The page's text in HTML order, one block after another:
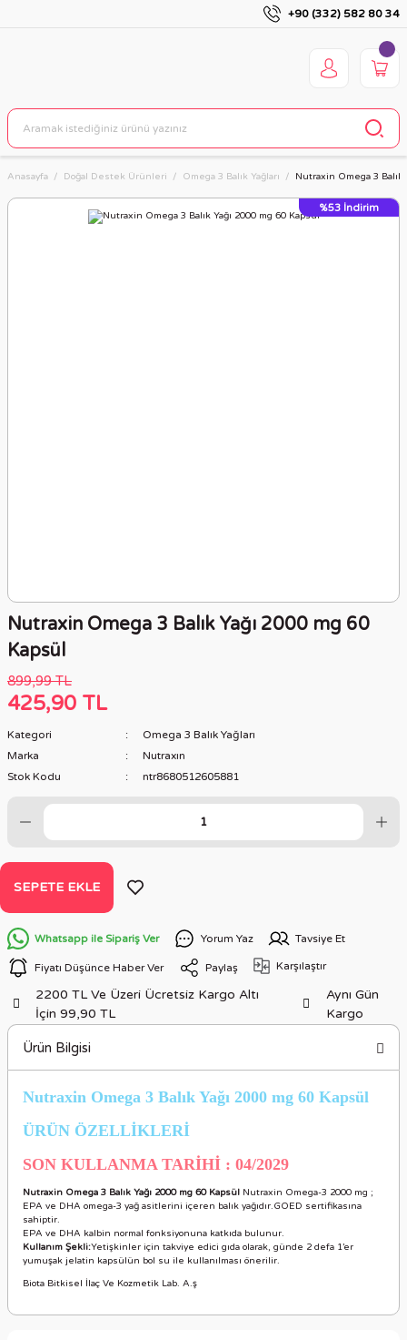
+90 (332) 582 80 34
Anasayfa Doğal Destek Ürünleri Omega 3 Balık Yağları Nutraxin Omega 3 Balık
%53 İndirim
Nutraxin Omega 3 Balık Yağı 2000 mg 60
Kapsül
899,99 TL
425,90 TL
Kategori
Omega 3 Balık Yağları
Marka
Nutraxın
Stok Kodu
ntr8680512605881
SEPETE EKLE
Whatsapp ile Sipariş Ver Yorum Yaz Tavsiye Et
Fiyatı Düşünce Haber Ver Paylaş Karşılaştır
2200 TL Ve Üzeri Ücretsiz Kargo Altı
İçin 99,90 TL
Aynı Gün
Kargo
Ürün Bilgisi
Nutraxin Omega 3 Balık Yağı 2000 mg 60 Kapsül
ÜRÜN ÖZELLİKLERİ
SON KULLANMA TARİHİ : 04/2029
Nutraxin Omega 3 Balık Yağı 2000 mg 60 Kapsül Nutraxin Omega-3 2000 mg ;
EPA ve DHA omega-3 yağ asitlerini içeren balık yağıdır.GOED sertifikasına
sahiptir.
EPA ve DHA kalbin normal fonksiyonuna katkıda bulunur.
Kullanım Şekli:Yetişkinler için takviye edici gıda olarak, günde 2 defa 1’er
yumuşak jelatin kapsülün bol su ile kullanılması önerilir.
Biota Bitkisel İlaç Ve Kozmetik Lab. A.ş